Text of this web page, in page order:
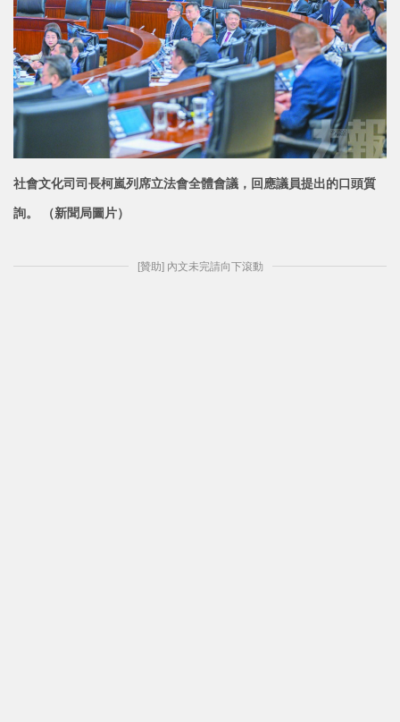
社會文化司司長柯嵐列席立法會全體會議，回應議員提出的口頭質
詢。 （新聞局圖片）
[贊助] 內文未完請向下滾動